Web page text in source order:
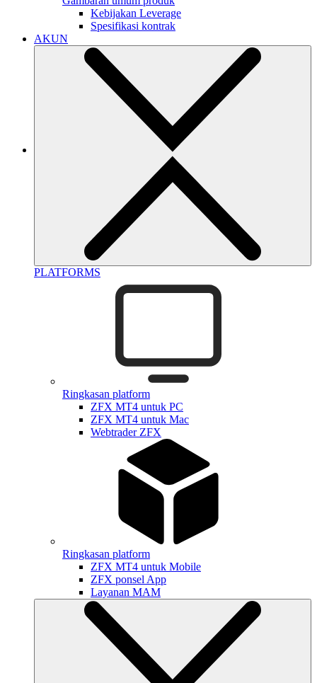
Kebijakan Leverage
Spesifikasi kontrak
AKUN
PLATFORMS
Ringkasan platform
ZFX MT4 untuk PC
ZFX MT4 untuk Mac
Webtrader ZFX
Ringkasan platform
ZFX MT4 untuk Mobile
ZFX ponsel App
Layanan MAM